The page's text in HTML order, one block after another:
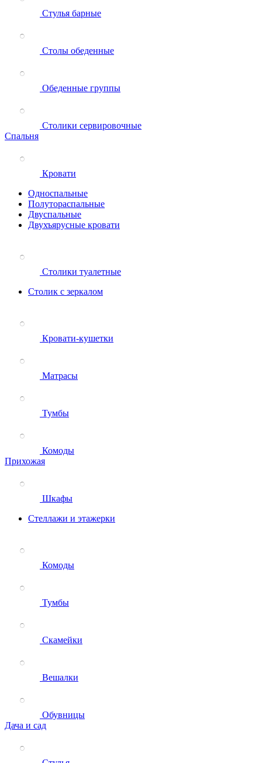
Стулья барные
Столы обеденные
Обеденные группы
Столики сервировочные
Спальня
Кровати
Односпальные
Полутораспальные
Двуспальные
Двухъярусные кровати
Столики туалетные
Столик с зеркалом
Кровати-кушетки
Матрасы
Тумбы
Комоды
Прихожая
Шкафы
Стеллажи и этажерки
Комоды
Тумбы
Скамейки
Вешалки
Обувницы
Дача и сад